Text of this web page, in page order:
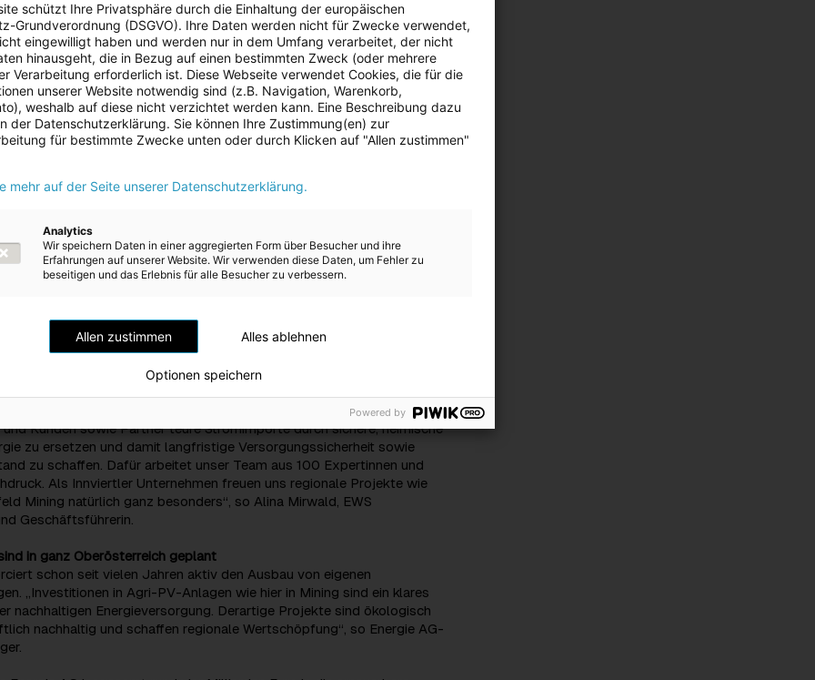
doppelt zu nutzen. Sie bietet eine saubere, regionale
bei minimalem Flächenverbrauch und weiterhin vorrangiger
Nutzung auf 80 Prozent der Gesamtfläche. Neben der
die PV-Anlage auch Schutz vor Frost- und Dürreschäden.
von Flächen durch Agri-PV vereint Technologie, Landwirtschaft
besonders effiziente Weise. Wir setzen dabei auf modernste
Energie dort zu erzeugen, wo sie von unseren Kundinnen und
wird. Mit dem Sonnenfeld Mining können jährlich mehr als 17 Millionen
Das entspricht einem Jahresstromverbrauch von mehr als 4.900
AG-CTO Alexander Kirchner.
überzeugte sowohl die beteiligten Grundstückseigentümer und
Betriebe als auch den Gemeinderat von Beginn an. Letzterer
bei allen notwendigen Beschlüssen mit Einstimmigkeit. Die
Nutzung bleibt klar im Vordergrund: Es erfolgt keine
und die PV-Anlagen können nach rund 30 Jahren entweder erneuert
zurückgebaut werden. Mit diesem Projekt setzt die
deutliches Zeichen für die Energiewende. Wir freuen uns darauf, nun
zu beziehen“, so Bürgermeister Josef Zechmeister.
mit der Energie AG zeigt, dass unser EWS Sonnenfeld ein
der regionalen Energiewende ist. Unser Anspruch ist durch Projekte für
und Kunden sowie Partner teure Stromimporte durch sichere, heimische
zu ersetzen und damit langfristige Versorgungssicherheit sowie
zu schaffen. Dafür arbeitet unser Team aus 100 Expertinnen und
Als Innviertler Unternehmen freuen uns regionale Projekte wie
Mining natürlich ganz besonders“, so Alina Mirwald, EWS
Geschäftsführerin.
in ganz Oberösterreich geplant
schon seit vielen Jahren aktiv den Ausbau von eigenen
„Investitionen in Agri-PV-Anlagen wie hier in Mining sind ein klares
nachhaltigen Energieversorgung. Derartige Projekte sind ökologisch
nachhaltig und schaffen regionale Wertschöpfung“, so Energie AG-
schützt Ihre Privatsphäre durch die Einhaltung der europäischen
Grundverordnung (DSGVO). Ihre Daten werden nicht für Zwecke verwendet,
eingewilligt haben und werden nur in dem Umfang verarbeitet, der nicht
hinausgeht, die in Bezug auf einen bestimmten Zweck (oder mehrere
Verarbeitung erforderlich ist. Diese Webseite verwendet Cookies, die für die
unserer Website notwendig sind (z.B. Navigation, Warenkorb,
weshalb auf diese nicht verzichtet werden kann. Eine Beschreibung dazu
der Datenschutzerklärung. Sie können Ihre Zustimmung(en) zur
für bestimmte Zwecke unten oder durch Klicken auf "Allen zustimmen"
mehr auf der Seite unserer Datenschutzerklärung.
Analytics
Wir speichern Daten in einer aggregierten Form über Besucher und ihre
Erfahrungen auf unserer Website. Wir verwenden diese Daten, um Fehler zu
beseitigen und das Erlebnis für alle Besucher zu verbessern.
Allen zustimmen Alles ablehnen
Optionen speichern
Powered by